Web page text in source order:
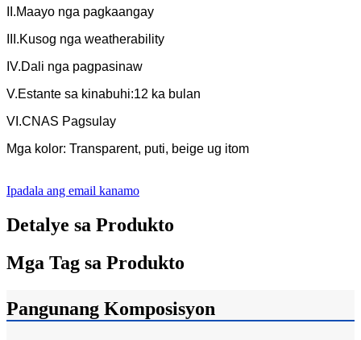
II.Maayo nga pagkaangay
III.Kusog nga weatherability
IV.Dali nga pagpasinaw
V.Estante sa kinabuhi:12 ka bulan
VI.CNAS Pagsulay
Mga kolor: Transparent, puti, beige ug itom
Ipadala ang email kanamo
Detalye sa Produkto
Mga Tag sa Produkto
Pangunang Komposisyon